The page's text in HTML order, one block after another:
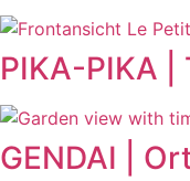
PIKA-PIKA |
GENDAI |